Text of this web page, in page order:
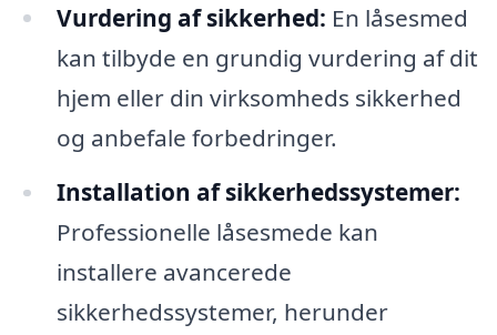
Vurdering af sikkerhed: En låsesmed
kan tilbyde en grundig vurdering af dit
hjem eller din virksomheds sikkerhed
og anbefale forbedringer.
Installation af sikkerhedssystemer:
Professionelle låsesmede kan
installere avancerede
sikkerhedssystemer, herunder